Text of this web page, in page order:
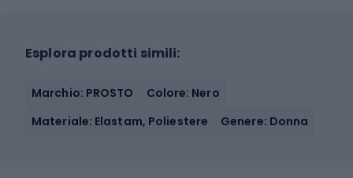
Esplora prodotti simili:
Marchio: PROSTO
Colore: Nero
Materiale: Elastam, Poliestere
Genere: Donna